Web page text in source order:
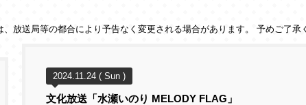
、放送局等の都合により予告なく変更される場合があります。 予めご了承
2024.11.24 ( Sun )
文化放送「水瀬いのり MELODY FLAG」